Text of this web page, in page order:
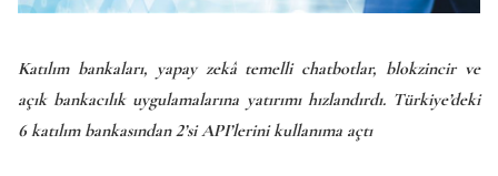
Katılım bankaları, yapay zekâ temelli chatbotlar, blokzincir ve
açık bankacılık uygulamalarına yatırımı hızlandırdı. Türkiye’deki
6 katılım bankasından 2’si API’lerini kullanıma açtı